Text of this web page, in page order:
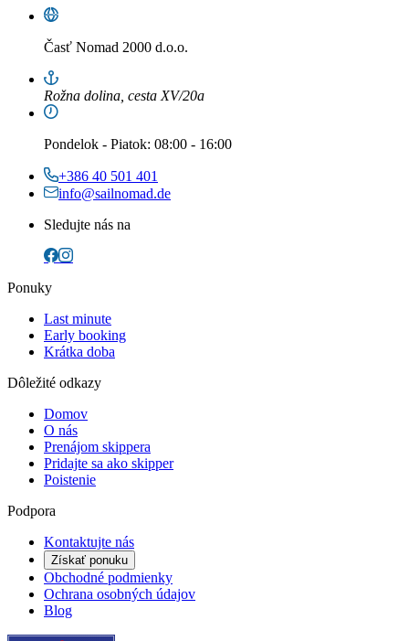
Časť Nomad 2000 d.o.o.
Rožna dolina, cesta XV/20a
Pondelok - Piatok: 08:00 - 16:00
+386 40 501 401
info@sailnomad.de
Sledujte nás na
Ponuky
Last minute
Early booking
Krátka doba
Dôležité odkazy
Domov
O nás
Prenájom skippera
Pridajte sa ako skipper
Poistenie
Podpora
Kontaktujte nás
Získať ponuku
Obchodné podmienky
Ochrana osobných údajov
Blog